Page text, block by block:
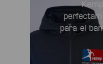
para el